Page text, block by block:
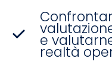
e
realtà